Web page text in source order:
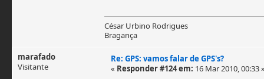
César Urbino Rodrigues
Bragança
marafado
Visitante
Re: GPS: vamos falar de GPS's?
« Responder #124 em: 16 Mar 2010, 00:33